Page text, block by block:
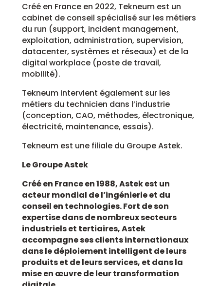
Créé en France en 2022, Tekneum est un
cabinet de conseil spécialisé sur les métiers
du run (support, incident management,
exploitation, administration, supervision,
datacenter, systèmes et réseaux) et de la
digital workplace (poste de travail,
mobilité).
Tekneum intervient également sur les
métiers du technicien dans l’industrie
(conception, CAO, méthodes, électronique,
électricité, maintenance, essais).
Tekneum est une filiale du Groupe Astek.
Le Groupe Astek
Créé en France en 1988, Astek est un
acteur mondial de l’ingénierie et du
conseil en technologies. Fort de son
expertise dans de nombreux secteurs
industriels et tertiaires, Astek
accompagne ses clients internationaux
dans le déploiement intelligent de leurs
produits et de leurs services, et dans la
mise en œuvre de leur transformation